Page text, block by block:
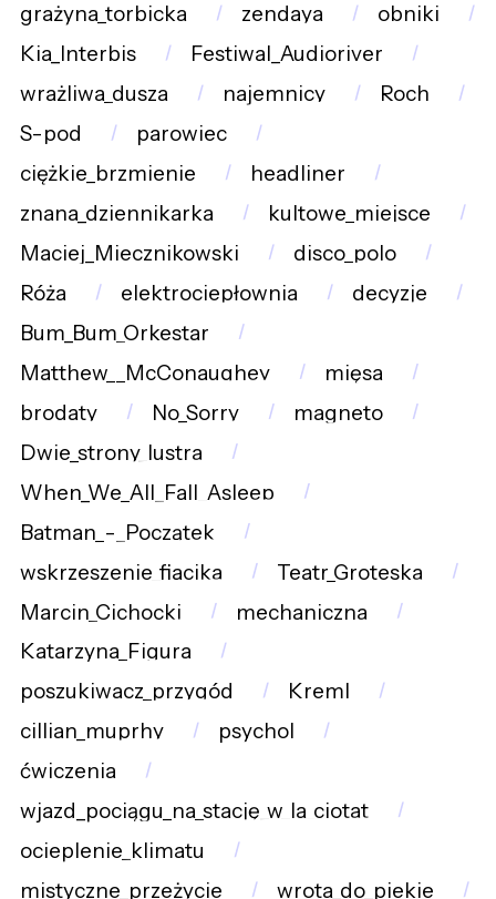
grażyna_torbicka
zendaya
obniki
Kia_Interbis
Festiwal_Audioriver
wrażliwa_dusza
najemnicy
Roch
S-pod
parowiec
ciężkie_brzmienie
headliner
znana_dziennikarka
kultowe_miejsce
Maciej_Miecznikowski
disco_polo
Róża
elektrociepłownia
decyzje
Bum_Bum_Orkestar
Matthew__McConaughey
mięsa
brodaty
No_Sorry
magneto
Dwie_strony_lustra
When_We_All_Fall_Asleep
Batman_-_Początek
wskrzeszenie_fiacika
Teatr_Groteska
Marcin_Cichocki
mechaniczna
Katarzyna_Figura
poszukiwacz_przygód
Kreml
cillian_muprhy
psychol
ćwiczenia
wjazd_pociągu_na_stację_w_la_ciotat
ocieplenie_klimatu
mistyczne_przeżycie
wrota_do_piekie